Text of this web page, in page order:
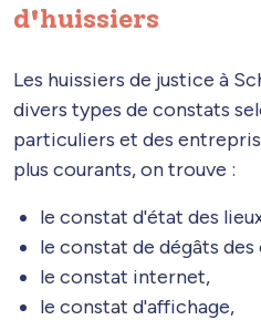
d'huissiers
Les huissiers de justice à
divers types de constats
particuliers et des
plus courants, on trouve :
le constat d'état des
le constat de dégâts des
le constat internet,
le constat d'affichage,